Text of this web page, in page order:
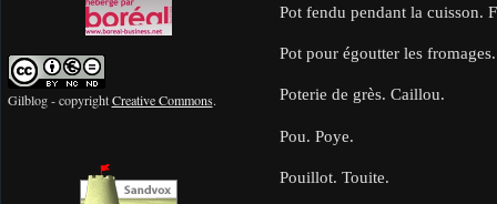
Gilblog - copyrightCreative Commons.
Pot fendu pendant la cuisson.
Pot pour égoutter les
Poterie de grès. Caillou.
Pou. Poye.
Pouillot. Touite.